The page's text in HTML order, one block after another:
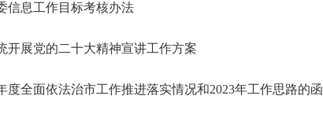
信息工作目标考核办法
开展党的二十大精神宣讲工作方案
度全面依法治市工作推进落实情况和2023年工作思路的函